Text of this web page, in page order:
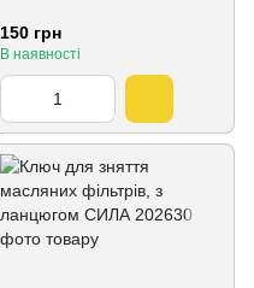
150 грн
В наявності